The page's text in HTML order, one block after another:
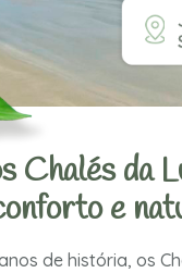
Chalés da
e
de história, os